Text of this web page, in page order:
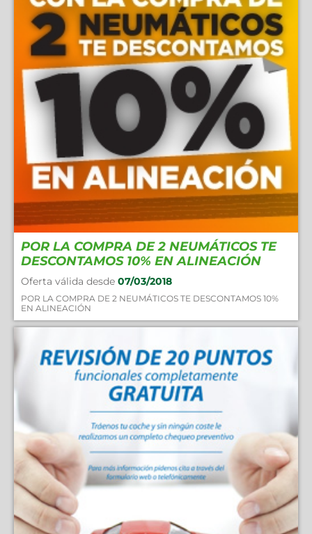
POR LA COMPRA DE 2 NEUMÁTICOS TE
DESCONTAMOS 10% EN ALINEACIÓN
Oferta válida desde 07/03/2018
POR LA COMPRA DE 2 NEUMÁTICOS TE DESCONTAMOS 10%
EN ALINEACIÓN